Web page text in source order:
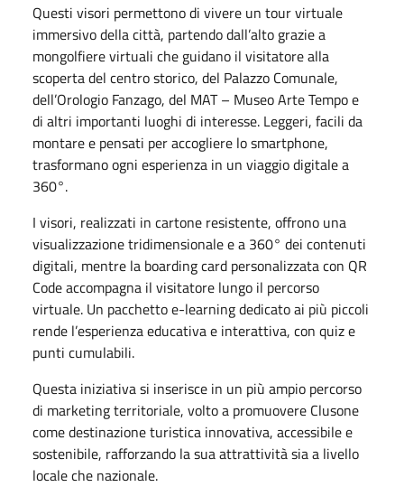
Questi visori permettono di vivere un tour virtuale
immersivo della città, partendo dall’alto grazie a
mongolfiere virtuali che guidano il visitatore alla
scoperta del centro storico, del Palazzo Comunale,
dell’Orologio Fanzago, del MAT – Museo Arte Tempo e
di altri importanti luoghi di interesse. Leggeri, facili da
montare e pensati per accogliere lo smartphone,
trasformano ogni esperienza in un viaggio digitale a
360°.
I visori, realizzati in cartone resistente, offrono una
visualizzazione tridimensionale e a 360° dei contenuti
digitali, mentre la boarding card personalizzata con QR
Code accompagna il visitatore lungo il percorso
virtuale. Un pacchetto e-learning dedicato ai più piccoli
rende l’esperienza educativa e interattiva, con quiz e
punti cumulabili.
Questa iniziativa si inserisce in un più ampio percorso
di marketing territoriale, volto a promuovere Clusone
come destinazione turistica innovativa, accessibile e
sostenibile, rafforzando la sua attrattività sia a livello
locale che nazionale.